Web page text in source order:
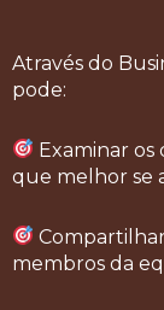
Através do
pode:
Examinar os
que melhor se
membros da